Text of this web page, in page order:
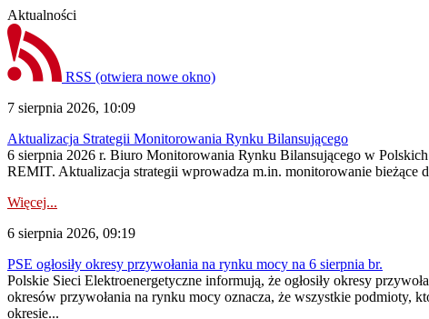
Aktualności
RSS (otwiera nowe okno)
7 sierpnia 2026, 10:09
Aktualizacja Strategii Monitorowania Rynku Bilansującego
6 sierpnia 2026 r. Biuro Monitorowania Rynku Bilansującego w
REMIT. Aktualizacja strategii wprowadza m.in. monitorowanie
Więcej...
6 sierpnia 2026, 09:19
PSE ogłosiły okresy przywołania na rynku mocy na 6 sierpnia br.
Polskie Sieci Elektroenergetyczne informują, że ogłosiły okresy
okresów przywołania na rynku mocy oznacza, że wszystkie
okresie...